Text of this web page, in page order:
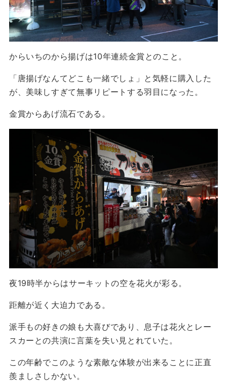
からいちのから揚げは10年連続金賞とのこと。
「唐揚げなんてどこも一緒でしょ」と気軽に購入した
が、美味しすぎて無事リピートする羽目になった。
金賞からあげ流石である。
夜19時半からはサーキットの空を花火が彩る。
距離が近く大迫力である。
派手もの好きの娘も大喜びであり、息子は花火とレー
スカーとの共演に言葉を失い見とれていた。
この年齢でこのような素敵な体験が出来ることに正直
羨ましさしかない。